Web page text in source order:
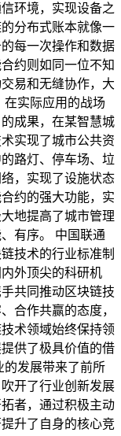
环境，实现设备之
分布式账本就像一
每一次操作和数据
约则如同一位不知
易和无缝协作，大
在实际应用的战场
成果，在某智慧城
实现了城市公共资
路灯、停车场、垃
，实现了设施状态
约的强大功能，实
地提高了城市管理
有序。 中国联通
技术的行业标准制
外顶尖的科研机
共同推动区块链技
合作共赢的态度，
术领域始终保持领
供了极具价值的借
的发展带来了前所
开了行业创新发展
者，通过积极主动
升了自身的核心竞